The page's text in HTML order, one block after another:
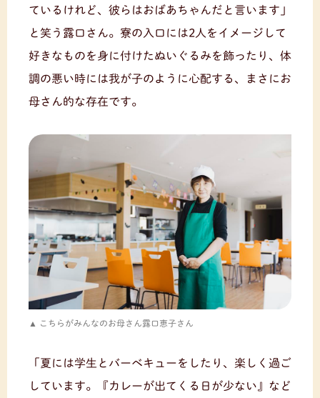
ているけれど、彼らはおばあちゃんだと言います」
と笑う露口さん。寮の入口には2人をイメージして
好きなものを身に付けたぬいぐるみを飾ったり、体
調の悪い時には我が子のように心配する、まさにお
母さん的な存在です。
こちらがみんなのお母さん露口恵子さん
「夏には学生とバーベキューをしたり、楽しく過ご
しています。『カレーが出てくる日が少ない』など